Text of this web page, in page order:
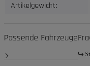
Artikelgewicht:
Passende Fahrzeuge